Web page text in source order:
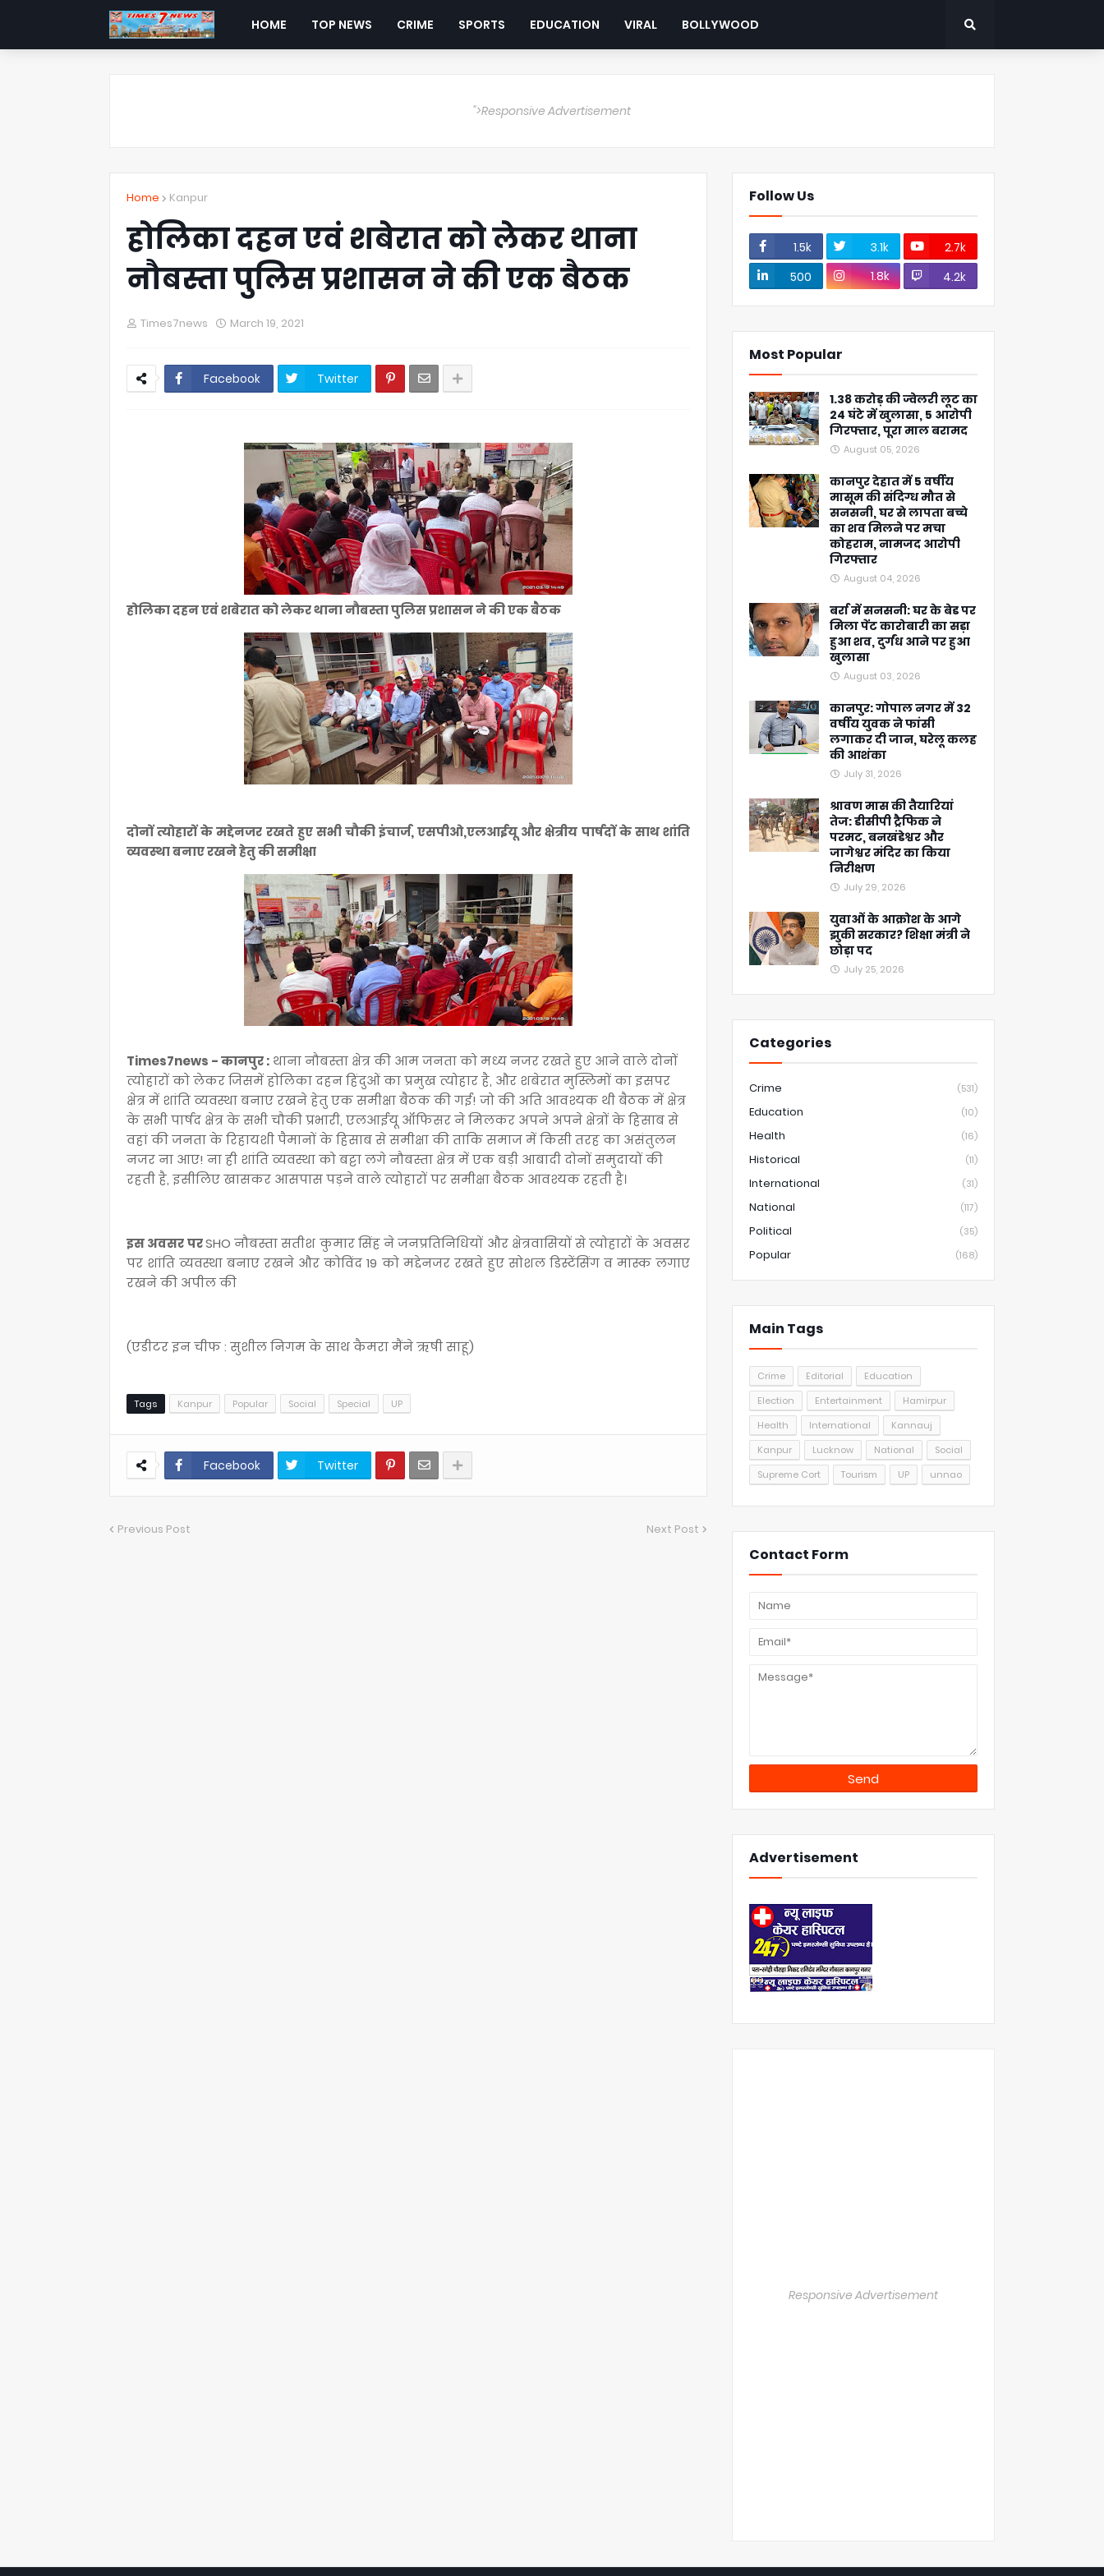
HOME TOP NEWS CRIME SPORTS EDUCATION VIRAL BOLLYWOOD
">Responsive Advertisement
Home Kanpur
होलिका दहन एवं शबेरात को लेकर थाना
नौबस्ता पुलिस प्रशासन ने की एक बैठक
Times7news March 19, 2021
Facebook Twitter
होलिका दहन एवं शबेरात को लेकर थाना नौबस्ता पुलिस प्रशासन ने की एक बैठक
दोनों त्योहारों के मद्देनजर रखते हुए सभी चौकी इंचार्ज, एसपीओ,एलआईयू और क्षेत्रीय पार्षदों के साथ शांति
व्यवस्था बनाए रखने हेतु की समीक्षा
Times7news - कानपुर : थाना नौबस्ता क्षेत्र की आम जनता को मध्य नजर रखते हुए आने वाले दोनों
त्योहारों को लेकर जिसमें होलिका दहन हिंदुओं का प्रमुख त्योहार है, और शबेरात मुस्लिमों का इसपर
क्षेत्र में शांति व्यवस्था बनाए रखने हेतु एक समीक्षा बैठक की गई! जो की अति आवश्यक थी बैठक में क्षेत्र
के सभी पार्षद क्षेत्र के सभी चौकी प्रभारी, एलआईयू ऑफिसर ने मिलकर अपने अपने क्षेत्रों के हिसाब से
वहां की जनता के रिहायशी पैमानों के हिसाब से समीक्षा की ताकि समाज में किसी तरह का असंतुलन
नजर ना आए! ना ही शांति व्यवस्था को बट्टा लगे नौबस्ता क्षेत्र में एक बड़ी आबादी दोनों समुदायों की
रहती है, इसीलिए खासकर आसपास पड़ने वाले त्योहारों पर समीक्षा बैठक आवश्यक रहती है।
इस अवसर परSHO नौबस्ता सतीश कुमार सिंह ने जनप्रतिनिधियों और क्षेत्रवासियों से त्योहारों के अवसर
पर शांति व्यवस्था बनाए रखने और कोविंद 19 को मद्देनजर रखते हुए सोशल डिस्टेंसिंग व मास्क लगाए
रखने की अपील की
(एडीटर इन चीफ : सुशील निगम के साथ कैमरा मैंने ऋषी साहू)
Tags Kanpur Popular Social Special UP
Facebook Twitter
Previous Post Next Post
Follow Us
1.5k 3.1k
2.7k
500
1.8k 4.2k
Most Popular
1.38 करोड़ की ज्वेलरी लूट का
24 घंटे में खुलासा, 5 आरोपी
गिरफ्तार, पूरा माल बरामद
August 05, 2026
कानपुर देहात में 5 वर्षीय
मासूम की संदिग्ध मौत से
सनसनी, घर से लापता बच्चे
का शव मिलने पर मचा
कोहराम, नामजद आरोपी
गिरफ्तार
August 04, 2026
बर्रा में सनसनी: घर के बेड पर
मिला पेंट कारोबारी का सड़ा
हुआ शव, दुर्गंध आने पर हुआ
खुलासा
August 03, 2026
कानपुर: गोपाल नगर में 32
वर्षीय युवक ने फांसी
लगाकर दी जान, घरेलू कलह
की आशंका
July 31, 2026
श्रावण मास की तैयारियां
तेज: डीसीपी ट्रैफिक ने
परमट, बनखंडेश्वर और
जागेश्वर मंदिर का किया
निरीक्षण
July 29, 2026
युवाओं के आक्रोश के आगे
झुकी सरकार? शिक्षा मंत्री ने
छोड़ा पद
July 25, 2026
Categories
Crime (531)
Education (10)
Health (16)
Historical (11)
International (31)
National (117)
Political (35)
Popular (168)
Main Tags
Crime Editorial
Education
Election
Entertainment
Hamirpur
Health
International
Kannauj
Kanpur
Lucknow National
Social
Supreme Cort
Tourism UP unnao
Contact Form
Advertisement
Responsive Advertisement